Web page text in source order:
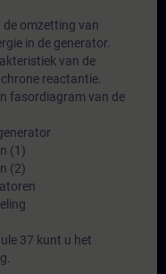
de omzetting van
in de generator.
van de
reactantie.
fasordiagram van de
(1)
(2)
37 kunt u het